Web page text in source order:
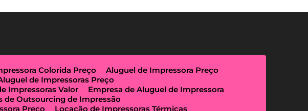
Colorida Preço
Aluguel de Impressora Preço
de Impressoras Preço
Impressoras Valor
Empresa de Aluguel de Impressora
de Outsourcing de Impressão
Preço
Locação de Impressoras Térmicas